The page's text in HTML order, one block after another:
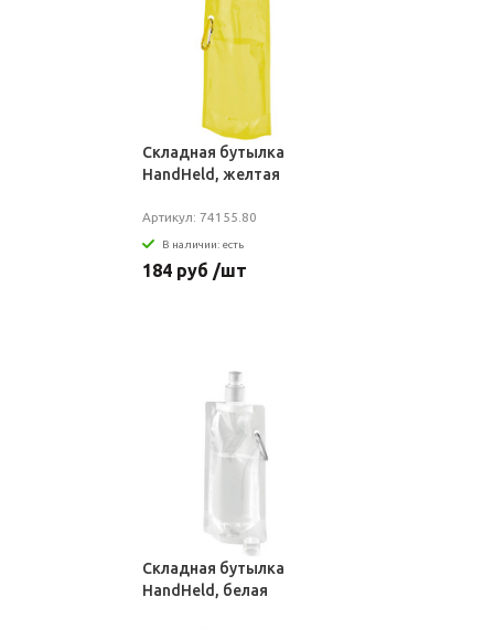
Складная бутылка
HandHeld, желтая
Артикул: 74155.80
В наличии: есть
184 руб /шт
Складная бутылка
HandHeld, белая